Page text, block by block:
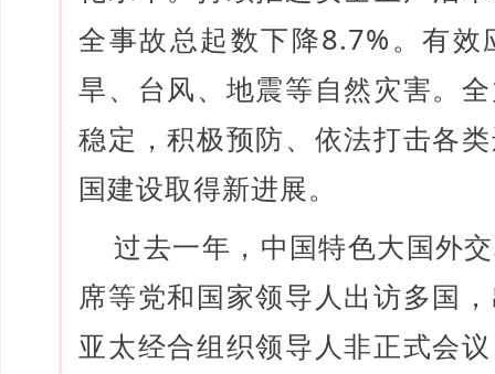
全事故总起数下降8.7%。有
旱、台风、地震等自然灾害。
稳定，积极预防、依法打击各
国建设取得新进展。
过去一年，中国特色大国外
席等党和国家领导人出访多国
亚太经合组织领导人非正式会